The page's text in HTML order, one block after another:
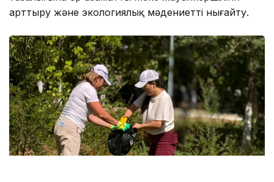
арттыру және экологиялық мәдениетті нығайту.